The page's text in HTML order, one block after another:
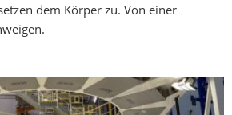
dem Körper zu. Von einer